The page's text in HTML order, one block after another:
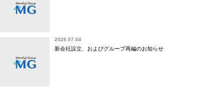
2026.07.04
新会社設立、およびグループ再編のお知らせ